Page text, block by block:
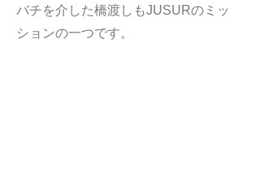
バチを介した橋渡しもJUSURのミッ
ションの一つです。